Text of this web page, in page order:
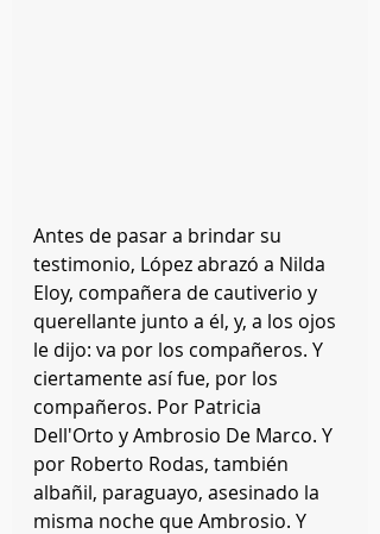
Antes de pasar a brindar su
testimonio, López abrazó a Nilda
Eloy, compañera de cautiverio y
querellante junto a él, y, a los ojos
le dijo: va por los compañeros. Y
ciertamente así fue, por los
compañeros. Por Patricia
Dell'Orto y Ambrosio De Marco. Y
por Roberto Rodas, también
albañil, paraguayo, asesinado la
misma noche que Ambrosio. Y